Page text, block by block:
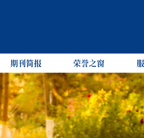
期刊简报 荣誉之窗